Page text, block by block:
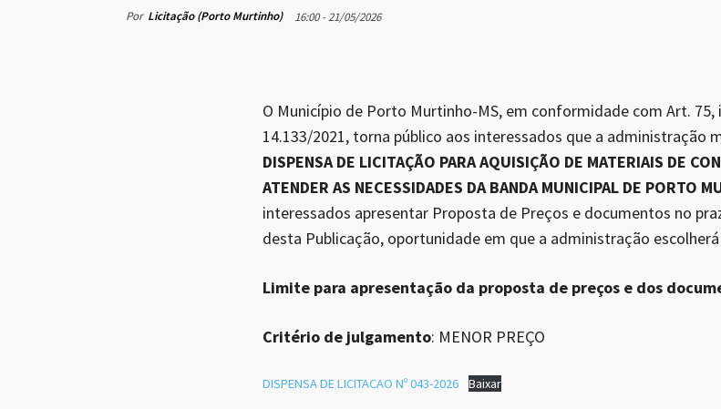
Por Licitação (Porto Murtinho) 16:00 - 21/05/2026
O Município de Porto Murtinho-MS, em conformidade com Art. 75,
14.133/2021, torna público aos interessados que a administração
DISPENSA DE LICITAÇÃO PARA AQUISIÇÃO DE MATERIAIS DE
ATENDER AS NECESSIDADES DA BANDA MUNICIPAL DE PORTO
interessados apresentar Proposta de Preços e documentos no
desta Publicação, oportunidade em que a administração
Limite para apresentação da proposta de preços e dos
Critério de julgamento: MENOR PREÇO
DISPENSA DE LICITACAO Nº 043-2026 Baixar